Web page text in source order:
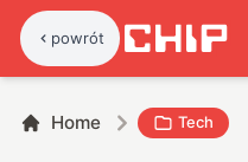
powrót
Home Tech